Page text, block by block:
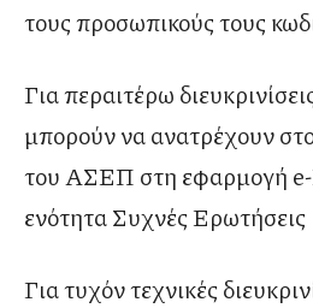
τους προσωπικούς τους
Για περαιτέρω
μπορούν να ανατρέχουν
του ΑΣΕΠ στη εφαρμογή
ενότητα Συχνές Ερωτήσεις
Για τυχόν τεχνικές